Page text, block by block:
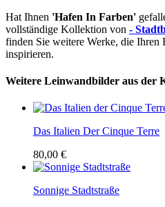
Hat Ihnen 'Hafen In Farben'
vollständige Kollektion von -
finden Sie weitere Werke, die Ihren
inspirieren.
Weitere Leinwandbilder aus der
Das Italien Der Cinque Terre
80,00 €
Sonnige Stadtstraße